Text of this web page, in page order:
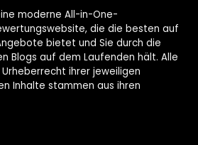
moderne All-in-One-
die die besten auf
bietet und Sie durch die
Blogs auf dem Laufenden hält. Alle
ihrer jeweiligen
Inhalte stammen aus ihren